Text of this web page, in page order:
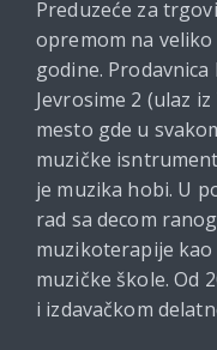
Preduzeće za
opremom na veliko
godine.
Jevrosime 2 (ulaz
mesto gde u
muzičke
je muzika hobi. U
rad sa decom
muzikoterapije
muzičke škole. Od
i izdavačkom